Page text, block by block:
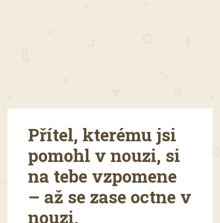
Přítel, kterému jsi
pomohl v nouzi, si
na tebe vzpomene
– až se zase octne v
nouzi.